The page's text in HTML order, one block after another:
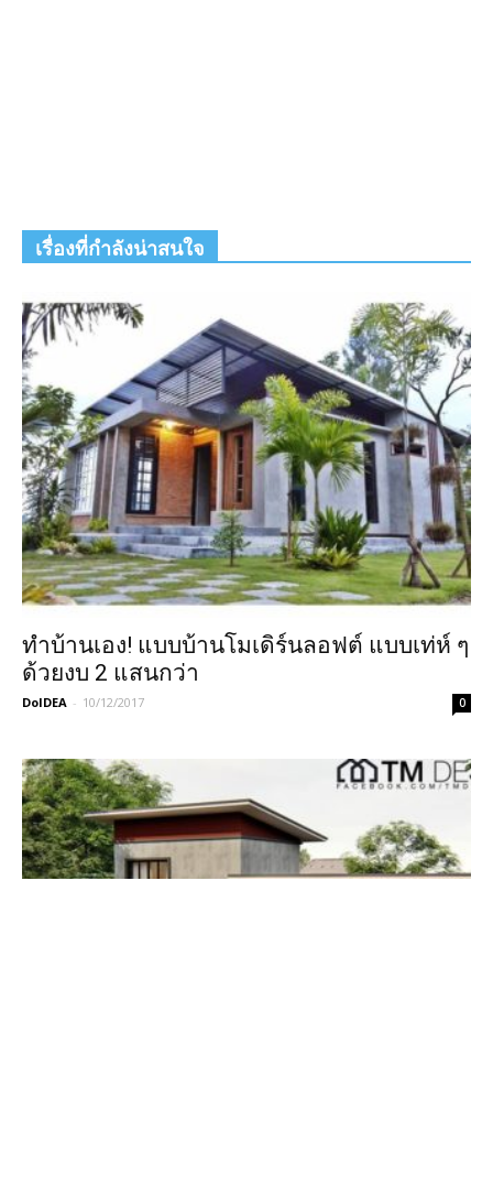
เรื่องที่กำลังน่าสนใจ
ทำบ้านเอง! แบบบ้านโมเดิร์นลอฟต์ แบบเท่ห์ ๆ
ด้วยงบ 2 แสนกว่า
DoIDEA - 10/12/2017 0